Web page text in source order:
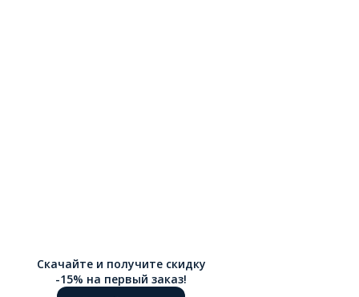
Скачайте и получите скидку
-15% на первый заказ!